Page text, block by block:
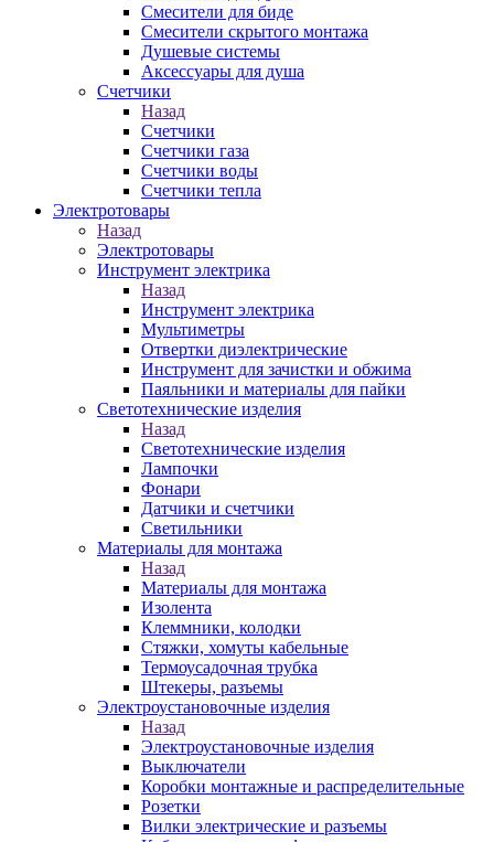
Смесители для биде
Смесители скрытого монтажа
Душевые системы
Аксессуары для душа
Счетчики
Назад
Счетчики
Счетчики газа
Счетчики воды
Счетчики тепла
Электротовары
Назад
Электротовары
Инструмент электрика
Назад
Инструмент электрика
Мультиметры
Отвертки диэлектрические
Инструмент для зачистки и обжима
Паяльники и материалы для пайки
Светотехнические изделия
Назад
Светотехнические изделия
Лампочки
Фонари
Датчики и счетчики
Светильники
Материалы для монтажа
Назад
Материалы для монтажа
Изолента
Клеммники, колодки
Стяжки, хомуты кабельные
Термоусадочная трубка
Штекеры, разъемы
Электроустановочные изделия
Назад
Электроустановочные изделия
Выключатели
Коробки монтажные и распределительные
Розетки
Вилки электрические и разъемы